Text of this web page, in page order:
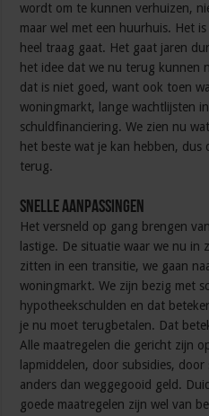
wordt om te kunnen verhuizen,
maar wel met een huurhuis. Het
heel traag gaat. Het gaat jaren
het idee dat we nu terug kunnen
dat is niet goed, want ook toen
woningmarkt, lange wachtlijsten
schuldfinanciering. We zien nu
het beste wat je kan hebben, dus
terug.
Snelle aanpassingen
Het versneld op gang brengen
lastige. De situatie waar we nu in
zitten in een transitie, we gaan
woningmarkt. We zijn bezig met
hypotheekschulden en dat
je nu moet terugbetalen. Dat
Alle maatregelen die gericht zijn
lapmiddelen, door subsidies,
anders dan weggegooid geld.
goede maatregelen zijn wel van